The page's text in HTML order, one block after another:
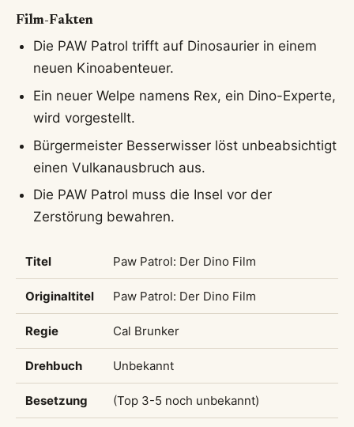
Film-Fakten
Die PAW Patrol trifft auf Dinosaurier in einem
neuen Kinoabenteuer.
Ein neuer Welpe namens Rex, ein Dino-Experte,
wird vorgestellt.
Bürgermeister Besserwisser löst unbeabsichtigt
einen Vulkanausbruch aus.
Die PAW Patrol muss die Insel vor der
Zerstörung bewahren.
Titel Paw Patrol: Der Dino Film
Originaltitel Paw Patrol: Der Dino Film
Regie Cal Brunker
Drehbuch Unbekannt
Besetzung (Top 3-5 noch unbekannt)